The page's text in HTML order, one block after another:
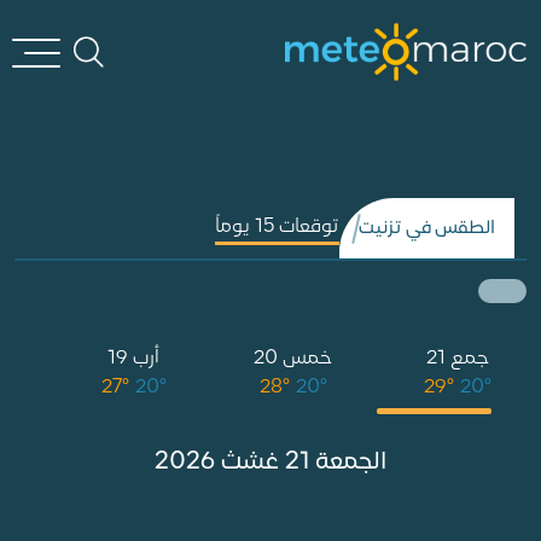
الطقس في تزنيت توقعات 15 يوماً
أرب 19
27° 20°
خمس 20
28° 20°
جمع 21
29° 20°
الجمعة 21 غشث 2026